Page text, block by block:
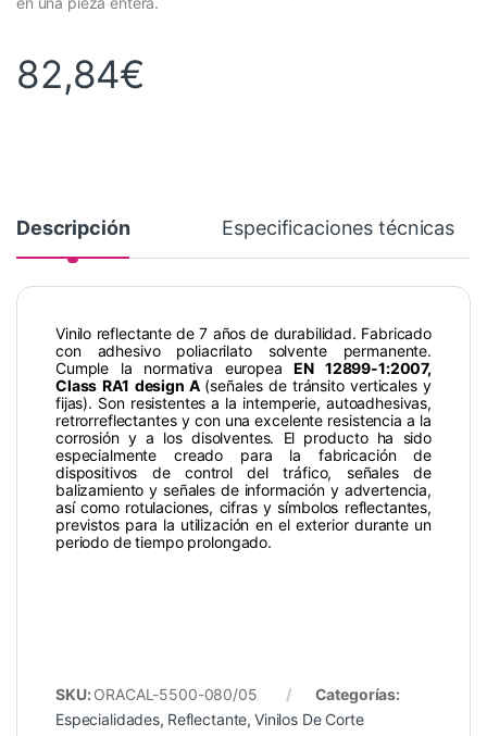
82,84€
Descripción Especificaciones técnicas
Vinilo reflectante de 7 años de durabilidad. Fabricado
con adhesivo poliacrilato solvente permanente.
Cumple la normativa europeaEN 12899-1:2007,
Class RA1 design A (señales de tránsito verticales y
fijas). Son resistentes a la intemperie, autoadhesivas,
retrorreflectantes y con una excelente resistencia a la
corrosión y a los disolventes. El producto ha sido
especialmente creado para la fabricación de
dispositivos de control del tráfico, señales de
balizamiento y señales de información y advertencia,
así como rotulaciones, cifras y símbolos reflectantes,
previstos para la utilización en el exterior durante un
periodo de tiempo prolongado.
SKU: ORACAL-5500-080/05
Categorías:
Especialidades, Reflectante, Vinilos De Corte